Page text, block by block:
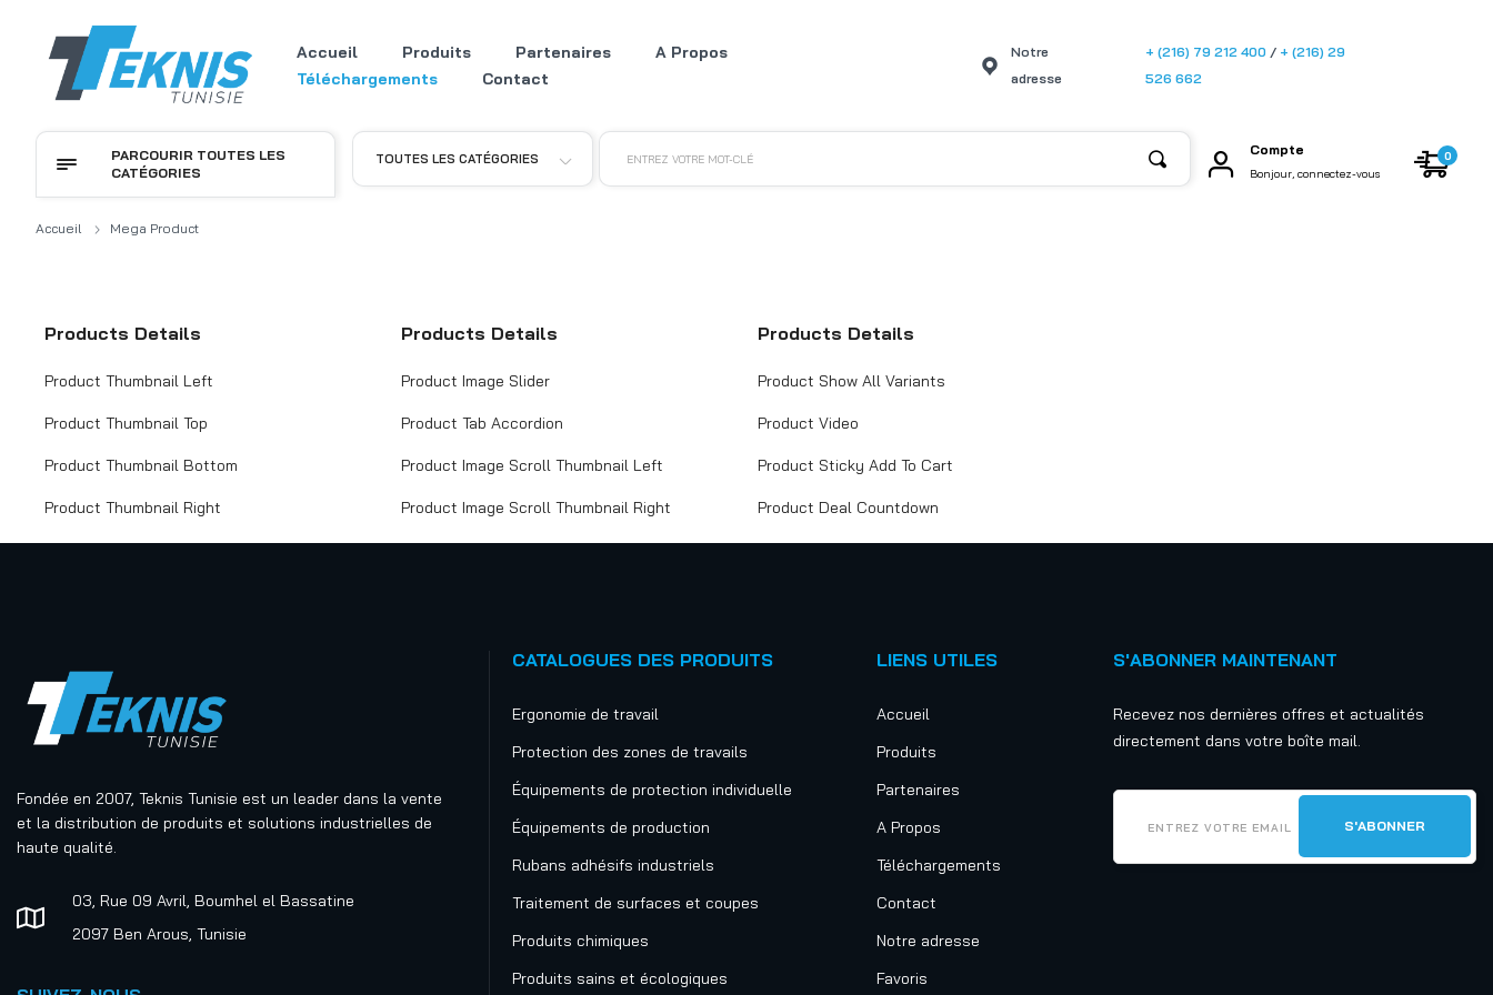
Accueil Produits Partenaires
A Propos
Téléchargements
Contact
Notre
adresse
+ (216) 79 212 400 / + (216) 29
526 662
TOUTES LES CATÉGORIES ENTREZ VOTRE MOT-CLÉ
Compte
Bonjour, connectez-vous
0
PARCOURIR TOUTES LES
CATÉGORIES
Accueil Mega Product
Products Details
Product Thumbnail Left
Product Thumbnail Top
Product Thumbnail Bottom
Product Thumbnail Right
Products Details
Product Image Slider
Product Tab Accordion
Product Image Scroll Thumbnail Left
Product Image Scroll Thumbnail Right
Products Details
Product Show All Variants
Product Video
Product Sticky Add To Cart
Product Deal Countdown
Fondée en 2007, Teknis Tunisie est un leader dans la vente
et la distribution de produits et solutions industrielles de
haute qualité.
03, Rue 09 Avril, Boumhel el Bassatine
2097 Ben Arous, Tunisie
CATALOGUES DES PRODUITS
Ergonomie de travail
Protection des zones de travails
Équipements de protection individuelle
Équipements de production
Rubans adhésifs industriels
Traitement de surfaces et coupes
Produits chimiques
Produits sains et écologiques
LIENS UTILES
Accueil
Produits
Partenaires
A Propos
Téléchargements
Contact
Notre adresse
Favoris
S'ABONNER MAINTENANT
Recevez nos dernières offres et actualités
directement dans votre boîte mail.